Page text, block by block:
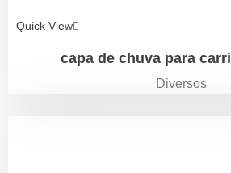
Quick View
capa de chuva para
Diversos